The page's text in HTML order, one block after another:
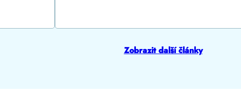
Zobrazit další články